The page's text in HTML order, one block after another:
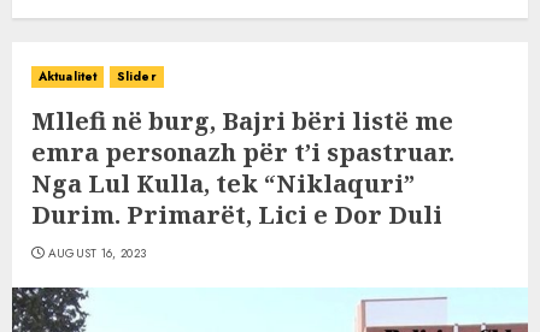
Aktualitet Slider
Mllefi në burg, Bajri bëri listë me
emra personazh për t’i spastruar.
Nga Lul Kulla, tek “Niklaquri”
Durim. Primarët, Lici e Dor Duli
AUGUST 16, 2023